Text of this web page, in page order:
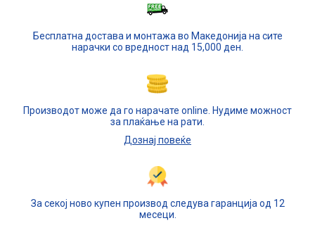
Бесплатна достава и монтажа во Македонија на сите
нарачки со вредност над 15,000 ден.
Производот може да го нарачате online. Нудиме можност
за плаќање на рати.
Дознај повеќе
За секој ново купен производ следува гаранција од 12
месеци.